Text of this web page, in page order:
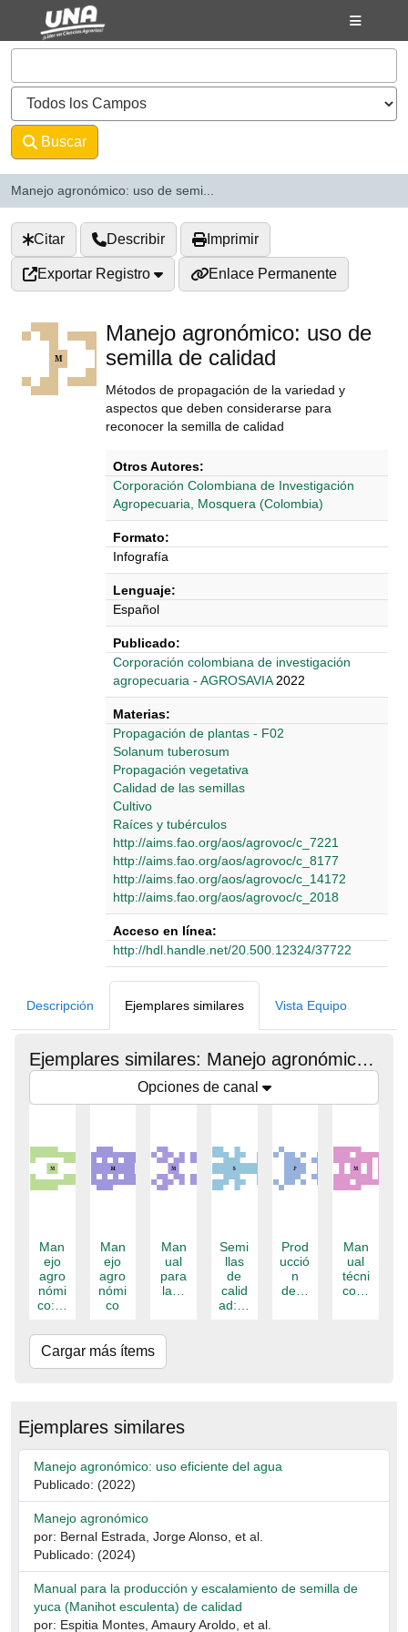
Saltar al contenido
VuFind
Buscar
Manejo agronómico: uso de semi...
Citar Describir Imprimir
Exportar Registro Enlace Permanente
Manejo agronómico: uso de
semilla de calidad
Métodos de propagación de la variedad y
aspectos que deben considerarse para
reconocer la semilla de calidad
Otros Autores:
Corporación Colombiana de Investigación
Agropecuaria, Mosquera (Colombia)
Formato:
Infografía
Lenguaje:
Español
Publicado:
Corporación colombiana de investigación
agropecuaria - AGROSAVIA 2022
Materias:
Propagación de plantas - F02
Solanum tuberosum
Propagación vegetativa
Calidad de las semillas
Cultivo
Raíces y tubérculos
http://aims.fao.org/aos/agrovoc/c_7221
http://aims.fao.org/aos/agrovoc/c_8177
http://aims.fao.org/aos/agrovoc/c_14172
http://aims.fao.org/aos/agrovoc/c_2018
Acceso en línea:
http://hdl.handle.net/20.500.12324/37722
Descripción Ejemplares similares Vista Equipo
Ejemplares similares: Manejo agronómico: uso de semilla de calidad
Opciones de canal
Man
ejo
agro
nómi
co:…
Man
ejo
agro
nómi
co
Man
ual
para
la…
Semi
llas
de
calid
ad:…
Prod
ucció
n
de…
Man
ual
técni
co…
Cargar más ítems
Ejemplares similares
Manejo agronómico: uso eficiente del agua
Publicado: (2022)
Manejo agronómico
por: Bernal Estrada, Jorge Alonso, et al.
Publicado: (2024)
Manual para la producción y escalamiento de semilla de
yuca (Manihot esculenta) de calidad
por: Espitia Montes, Amaury Aroldo, et al.